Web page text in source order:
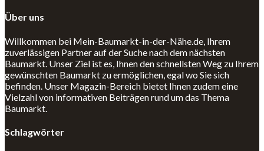
Über uns
Willkommen bei Mein-Baumarkt-in-der-Nähe.de, Ihrem
zuverlässigen Partner auf der Suche nach dem nächsten
Baumarkt. Unser Ziel ist es, Ihnen den schnellsten Weg zu Ihrem
gewünschten Baumarkt zu ermöglichen, egal wo Sie sich
befinden. Unser Magazin-Bereich bietet Ihnen zudem eine
Vielzahl von informativen Beiträgen rund um das Thema
Baumarkt.
Schlagwörter